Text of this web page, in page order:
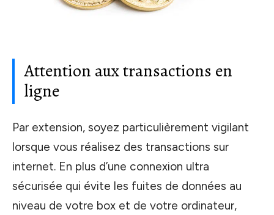
Attention aux transactions en
ligne
Par extension, soyez particulièrement vigilant
lorsque vous réalisez des transactions sur
internet. En plus d’une connexion ultra
sécurisée qui évite les fuites de données au
niveau de votre box et de votre ordinateur,